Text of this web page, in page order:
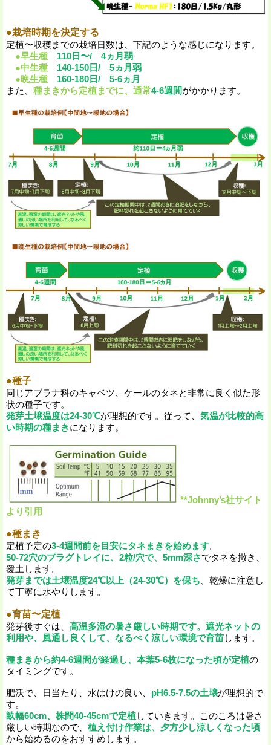
●栽培時期を決定する
定植〜収穫までの栽培日数は、下記のような感じになります。
●早生種 110日〜/ 4ヵ月弱
●中生種 140-150日/ 5ヵ月弱
●晩生種 160-180日/ 5-6ヵ月
また、 種まきから定植までに、通常4-6週間がかかります。
●種子
同じアブラナ科のキャベツ、ケールのタネと非常に良く似た形
状の種子です。
発芽土壌温度は24-30℃が理想的です。従って、 気温が比較的高
い時期の種まきになります。
**Johnny’s社サイト
より引用
●種まき
定植予定の3-4週間前を目安にタネまきを始めます。
50-72穴のプラグトレイに、2粒/穴で、5mm深さでタネを撒き、
覆土します。
発芽までは土壌温度24℃以上（24-30℃）を保ち 、乾燥に注意し
て丁寧に水やりします。
●育苗〜定植
発芽後すぐは、 高温多湿の暑さ厳しい時期です。遮光ネットの
利用や、風通し良くして、なるべく涼しい環境で育苗します。
種まきから約4-6週間が経過し、本葉5-6枚になった頃が定植の
タイミングです。
肥沃で、日当たり、水はけの良い、 pH6.5-7.5の土壌が理想的で
す。
畝幅60cm、株間40-45cmで定植していきます。このころは暑さ
厳しい時期なので、 植え付け作業は、夕方少し涼しくなった頃
から始めるのをおすすめします。